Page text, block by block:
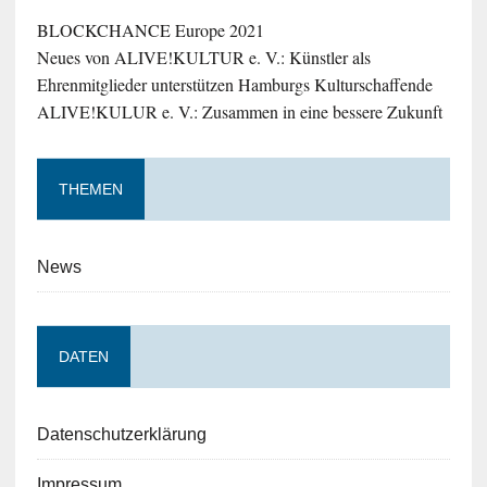
BLOCKCHANCE Europe 2021
Neues von ALIVE!KULTUR e. V.: Künstler als
Ehrenmitglieder unterstützen Hamburgs Kulturschaffende
ALIVE!KULUR e. V.: Zusammen in eine bessere Zukunft
THEMEN
News
DATEN
Datenschutzerklärung